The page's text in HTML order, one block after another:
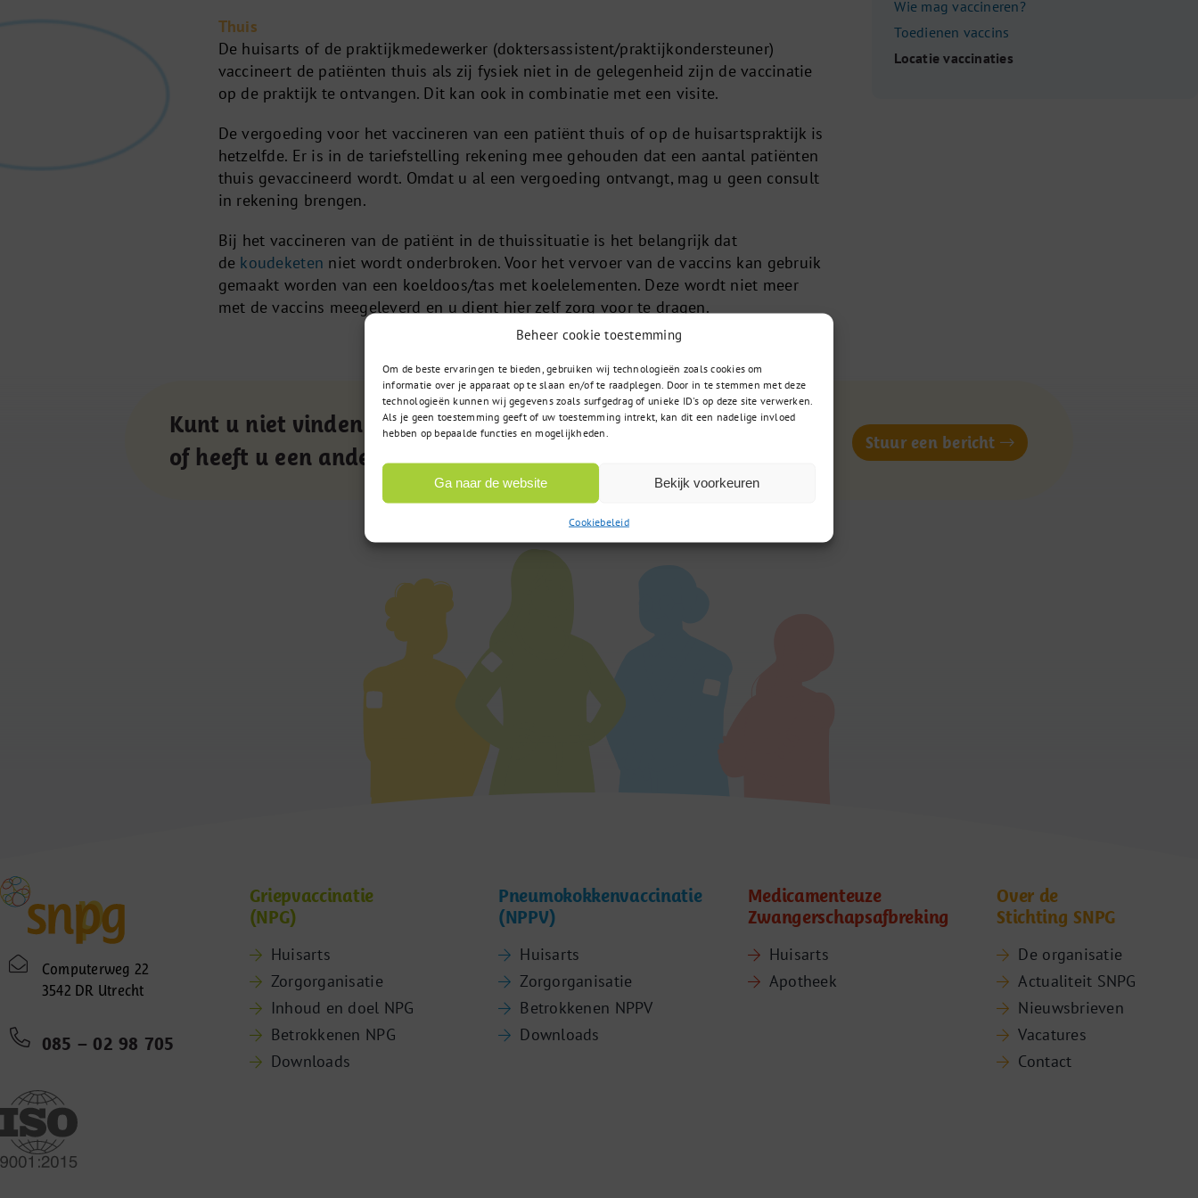
Beheer cookie toestemming
Om de beste ervaringen te bieden, gebruiken wij technologieën zoals cookies om
informatie over je apparaat op te slaan en/of te raadplegen. Door in te stemmen met deze
technologieën kunnen wij gegevens zoals surfgedrag of unieke ID's op deze site verwerken.
Als je geen toestemming geeft of uw toestemming intrekt, kan dit een nadelige invloed
hebben op bepaalde functies en mogelijkheden.
Ga naar de website Bekijk voorkeuren
Cookiebeleid
Thuis
De huisarts of de praktijkmedewerker (doktersassistent/praktijkondersteuner)
vaccineert de patiënten thuis als zij fysiek niet in de gelegenheid zijn de vaccinatie
op de praktijk te ontvangen. Dit kan ook in combinatie met een visite.
De vergoeding voor het vaccineren van een patiënt thuis of op de huisartspraktijk is
hetzelfde. Er is in de tariefstelling rekening mee gehouden dat een aantal patiënten
thuis gevaccineerd wordt. Omdat u al een vergoeding ontvangt, mag u geen consult
in rekening brengen.
Bij het vaccineren van de patiënt in de thuissituatie is het belangrijk dat
de koudeketen niet wordt onderbroken. Voor het vervoer van de vaccins kan gebruik
gemaakt worden van een koeldoos/tas met koelelementen. Deze wordt niet meer
met de vaccins meegeleverd en u dient hier zelf zorg voor te dragen.
Wie mag vaccineren?
Toedienen vaccins
Locatie vaccinaties
Kunt u niet vinden wat u zoekt
of heeft u een andere vraag?
085 – 02 98 705
van 9:00u tot 17:00u
Stuur een bericht
Computerweg 22
3542 DR Utrecht
085 – 02 98 705
Griepvaccinatie
(NPG)
Huisarts
Zorgorganisatie
Inhoud en doel NPG
Betrokkenen NPG
Downloads
Pneumokokkenvaccinatie
(NPPV)
Huisarts
Zorgorganisatie
Betrokkenen NPPV
Downloads
Medicamenteuze
Zwangerschapsafbreking
Huisarts
Apotheek
Over de
Stichting SNPG
De organisatie
Actualiteit SNPG
Nieuwsbrieven
Vacatures
Contact